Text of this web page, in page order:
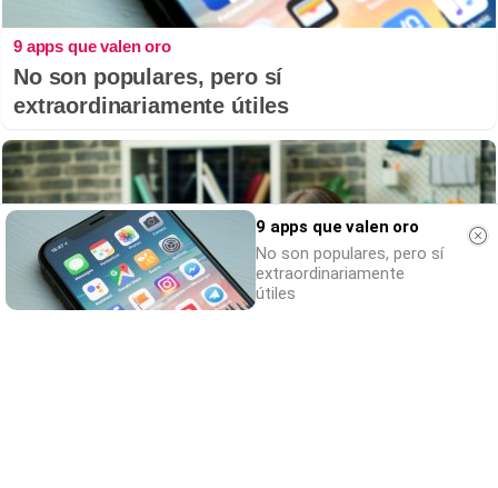
9 apps que valen oro
No son populares, pero sí
extraordinariamente útiles
9 apps que valen oro
No son populares, pero sí
extraordinariamente
útiles